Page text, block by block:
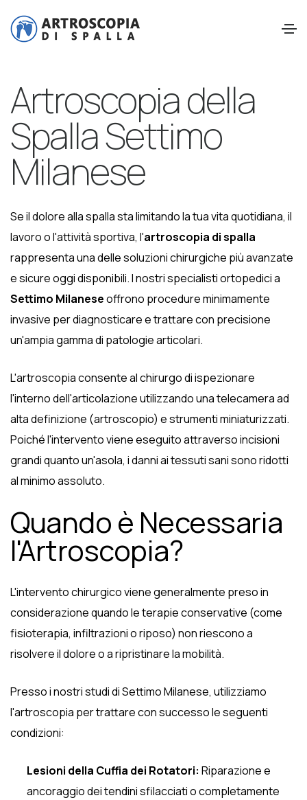
Artroscopia della
Spalla Settimo
Milanese
Se il dolore alla spalla sta limitando la tua vita quotidiana, il
lavoro o l'attività sportiva, l'artroscopia di spalla
rappresenta una delle soluzioni chirurgiche più avanzate
e sicure oggi disponibili. I nostri specialisti ortopedici a
Settimo Milaneseoffrono procedure minimamente
invasive per diagnosticare e trattare con precisione
un'ampia gamma di patologie articolari.
L'artroscopia consente al chirurgo di ispezionare
l'interno dell'articolazione utilizzando una telecamera ad
alta definizione (artroscopio) e strumenti miniaturizzati.
Poiché l'intervento viene eseguito attraverso incisioni
grandi quanto un'asola, i danni ai tessuti sani sono ridotti
al minimo assoluto.
Quando è Necessaria
l'Artroscopia?
L'intervento chirurgico viene generalmente preso in
considerazione quando le terapie conservative (come
fisioterapia, infiltrazioni o riposo) non riescono a
risolvere il dolore o a ripristinare la mobilità.
Presso i nostri studi di Settimo Milanese, utilizziamo
l'artroscopia per trattare con successo le seguenti
condizioni:
Lesioni della Cuffia dei Rotatori: Riparazione e
ancoraggio dei tendini sfilacciati o completamente